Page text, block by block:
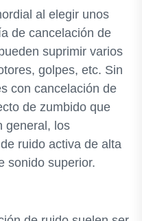
al elegir unos
de cancelación de
suprimir varios
golpes, etc. Sin
con cancelación de
de zumbido que
general, los
ruido activa de alta
sonido superior.